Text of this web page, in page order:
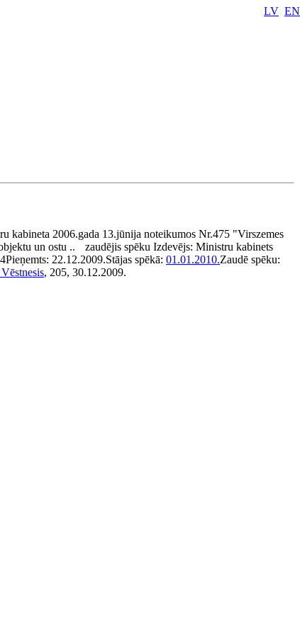
LV EN
kabineta 2006.gada 13.jūnija noteikumos Nr.475 "Virszemes
un ostu ..
zaudējis spēku Izdevējs: Ministru kabinets
Pieņemts: 22.12.2009.Stājas spēkā: 01.01.2010.Zaudē spēku:
, 205, 30.12.2009.